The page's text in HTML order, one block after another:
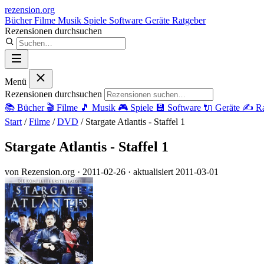
rezension.org
BücherFilme Musik Spiele Software Geräte Ratgeber
Rezensionen durchsuchen
Menü
Rezensionen durchsuchen
📚 Bücher 🎬 Filme 🎵 Musik 🎮 Spiele 💾 Software 🔌 Geräte ✍️
Start / Filme / DVD / Stargate Atlantis - Staffel 1
Stargate Atlantis - Staffel 1
von Rezension.org · 2011-02-26 · aktualisiert 2011-03-01